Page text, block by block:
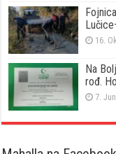
16.
Na
rođ.
7.